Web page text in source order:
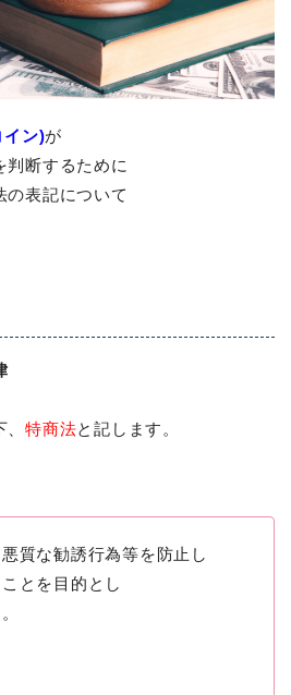
ン)が
判断するために
の表記について
、特商法と記します。
質な勧誘行為等を防止し
とを目的とし